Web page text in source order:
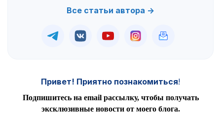
Все статьи автора →
Привет! Приятно познакомиться!
Подпишитесь на email рассылку, чтобы получать
эксклюзивные новости от моего блога.